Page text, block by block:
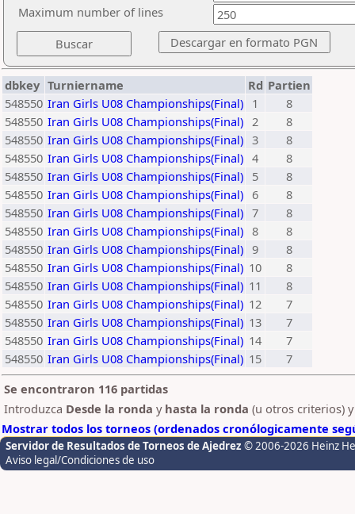
Maximum number of lines
dbkey Turniername Rd Partien
548550 Iran Girls U08 Championships(Final) 1
8
548550 Iran Girls U08 Championships(Final) 2
8
548550 Iran Girls U08 Championships(Final) 3
8
548550 Iran Girls U08 Championships(Final) 4
8
548550 Iran Girls U08 Championships(Final) 5
8
548550 Iran Girls U08 Championships(Final) 6
8
548550 Iran Girls U08 Championships(Final) 7
8
548550 Iran Girls U08 Championships(Final) 8
8
548550 Iran Girls U08 Championships(Final) 9
8
548550 Iran Girls U08 Championships(Final) 10
8
548550 Iran Girls U08 Championships(Final) 11
8
548550 Iran Girls U08 Championships(Final) 12
7
548550 Iran Girls U08 Championships(Final) 13
7
548550 Iran Girls U08 Championships(Final) 14
7
548550 Iran Girls U08 Championships(Final) 15
7
Se encontraron 116 partidas
Introduzca Desde la ronda y hasta la ronda (u otros criterios)
Mostrar todos los torneos (ordenados cronólogicamente
Servidor de Resultados de Torneos de Ajedrez © 2006-2026 Heinz
Aviso legal/Condiciones de uso